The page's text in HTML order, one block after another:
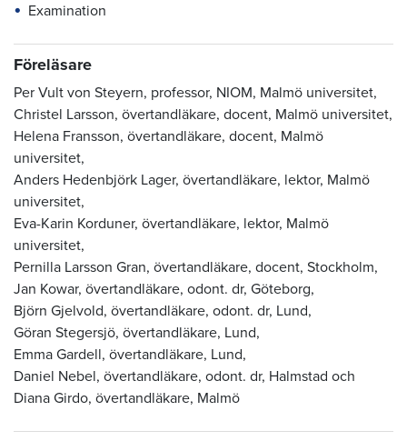
Examination
Föreläsare
Per Vult von Steyern, professor, NIOM, Malmö universitet,
Christel Larsson, övertandläkare, docent, Malmö universitet,
Helena Fransson, övertandläkare, docent, Malmö
universitet,
Anders Hedenbjörk Lager, övertandläkare, lektor, Malmö
universitet,
Eva-Karin Korduner, övertandläkare, lektor, Malmö
universitet,
Pernilla Larsson Gran, övertandläkare, docent, Stockholm,
Jan Kowar, övertandläkare, odont. dr, Göteborg,
Björn Gjelvold, övertandläkare, odont. dr, Lund,
Göran Stegersjö, övertandläkare, Lund,
Emma Gardell, övertandläkare, Lund,
Daniel Nebel, övertandläkare, odont. dr, Halmstad och
Diana Girdo, övertandläkare, Malmö